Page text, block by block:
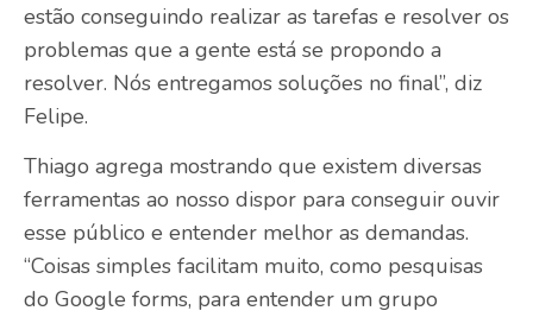
estão conseguindo realizar as tarefas e resolver os
problemas que a gente está se propondo a
resolver. Nós entregamos soluções no final”, diz
Felipe.
Thiago agrega mostrando que existem diversas
ferramentas ao nosso dispor para conseguir ouvir
esse público e entender melhor as demandas.
“Coisas simples facilitam muito, como pesquisas
do Google forms, para entender um grupo